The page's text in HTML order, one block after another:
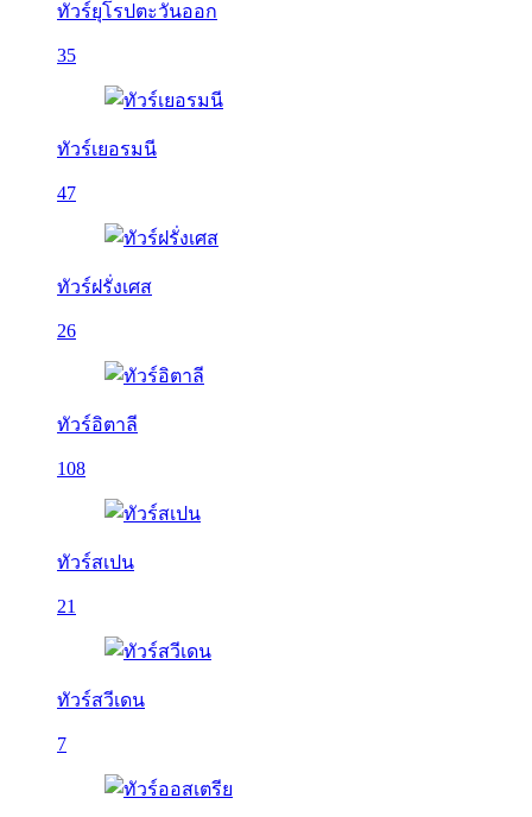
ทัวร์ยุโรปตะวันออก
35
ทัวร์เยอรมนี
47
ทัวร์ฝรั่งเศส
26
ทัวร์อิตาลี
108
ทัวร์สเปน
21
ทัวร์สวีเดน
7